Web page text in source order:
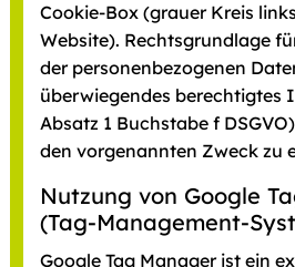
Cookie-Box (grauer Kreis
Website). Rechtsgrundlage
der personenbezogenen
überwiegendes berechtigtes
Absatz 1 Buchstabe f
den vorgenannten Zweck zu
Nutzung von Google
(Tag-Management-
Google Tag Manager ist ein